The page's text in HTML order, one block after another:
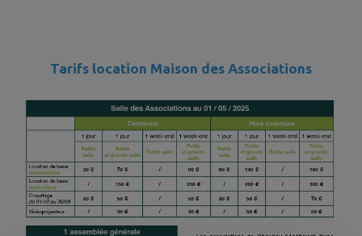
Tarifs location Maison des Associations